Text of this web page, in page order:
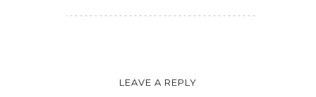
LEAVE A REPLY